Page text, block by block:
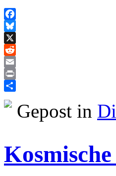
Facebook
Bluesky
X
Reddit
Email
Print
Gepost in